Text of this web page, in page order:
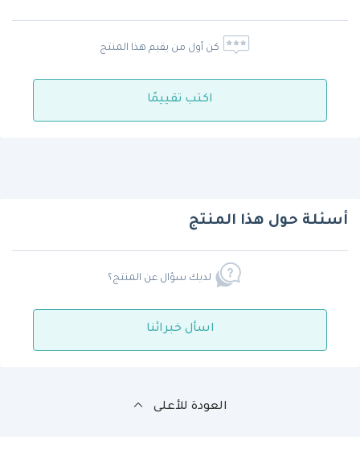
كن أول من يقيم هذا المنتج
اكتب تقييمًا
أسئلة حول هذا المنتج
لديك سؤال عن المنتج؟
اسأل خبرائنا
العودة للأعلى